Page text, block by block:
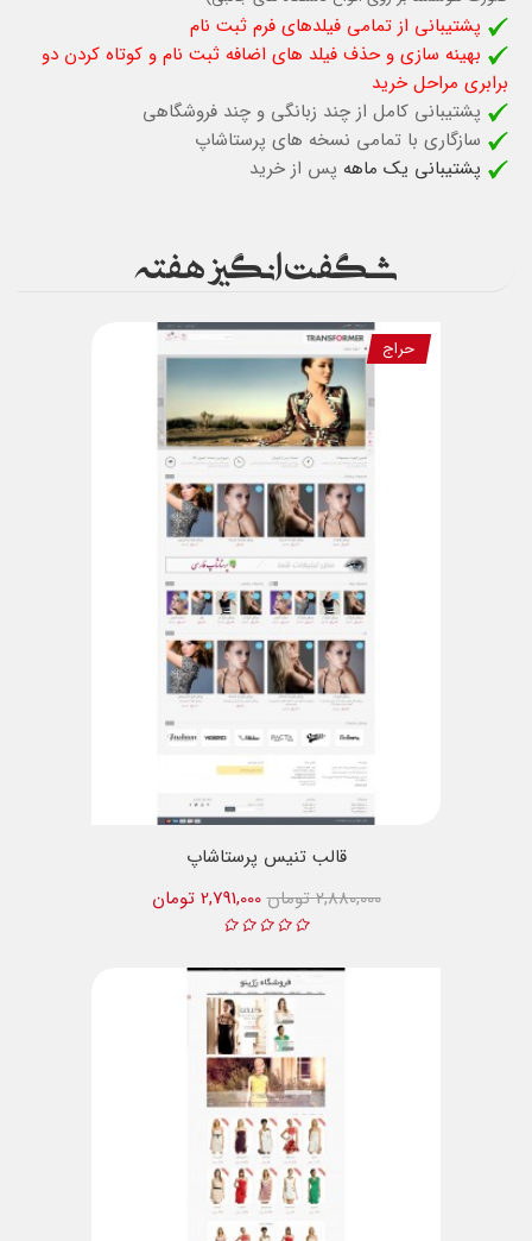
پشتیبانی از تمامی فیلدهای فرم ثبت نام
بهینه سازی و حذف فیلد های اضافه ثبت نام و کوتاه کردن دو
برابری مراحل خرید
پشتیبانی کامل از چند زبانگی و چند فروشگاهی
سازگاری با تمامی نسخه های پرستاشاپ
پشتیبانی یک ماهه پس از خرید
شگفت انگیز هفته
حراج
قالب تنیس پرستاشاپ
2,791,000 تومان
2,880,000 تومان